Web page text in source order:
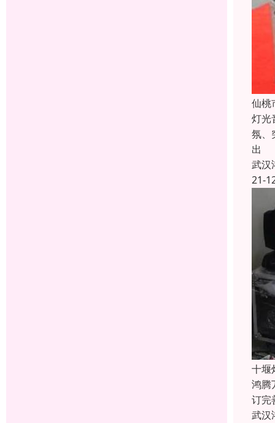
仙桃
灯光
氛、
出
武汉
21-
十堰
鸿腾
订完
武汉